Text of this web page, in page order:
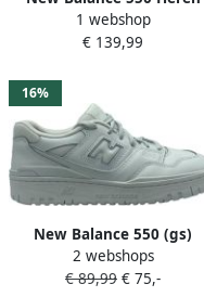
Schoenen Wit Maat: 41.5
Leer Synthetisch Foot
1 webshop
€ 139,99
16%
New Balance 550 (gs)
Basketball Schoenen white
maat: 38.5 beschikbare
2 webshops
€ 89,99 € 75,-